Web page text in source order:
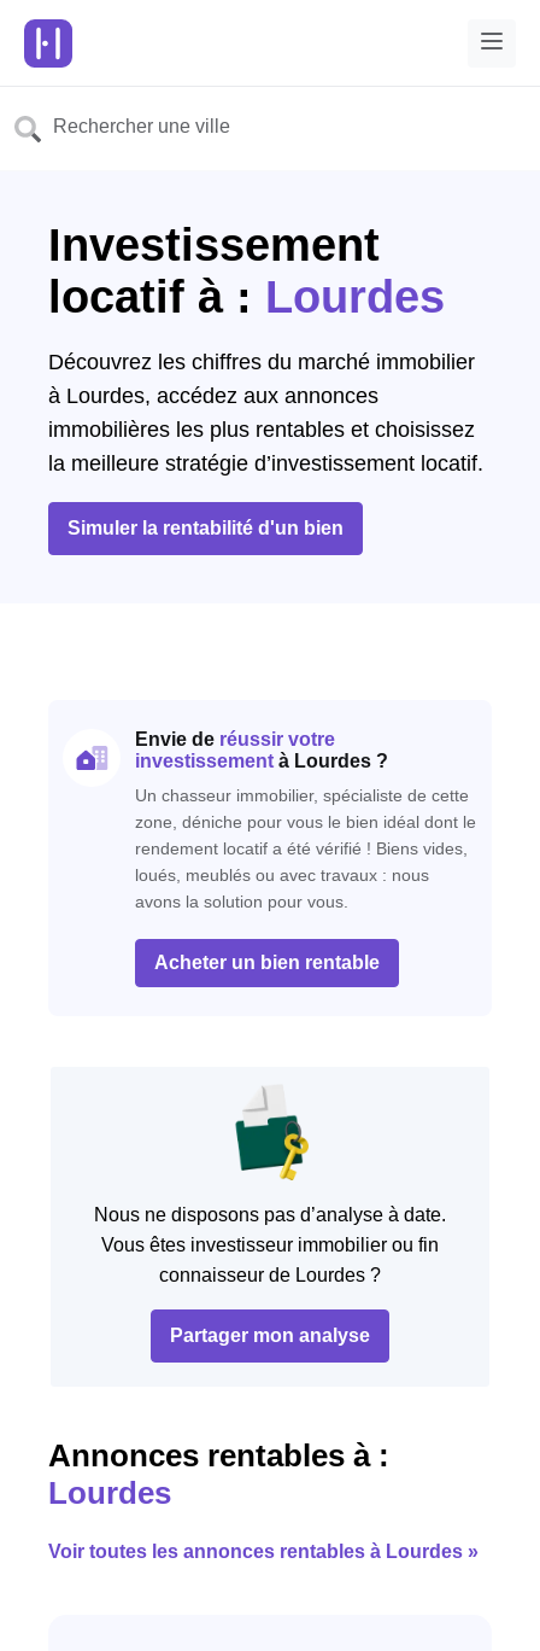
Investissement
locatif à : Lourdes
Découvrez les chiffres du marché immobilier
à Lourdes, accédez aux annonces
immobilières les plus rentables et choisissez
la meilleure stratégie d’investissement locatif.
Simuler la rentabilité d'un bien
Envie de réussir votre
investissement à Lourdes ?
Un chasseur immobilier, spécialiste de cette
zone, déniche pour vous le bien idéal dont le
rendement locatif a été vérifié ! Biens vides,
loués, meublés ou avec travaux : nous
avons la solution pour vous.
Acheter un bien rentable
Nous ne disposons pas d’analyse à date.
Vous êtes investisseur immobilier ou fin
connaisseur de Lourdes ?
Partager mon analyse
Annonces rentables à :
Lourdes
Voir toutes les annonces rentables à Lourdes »